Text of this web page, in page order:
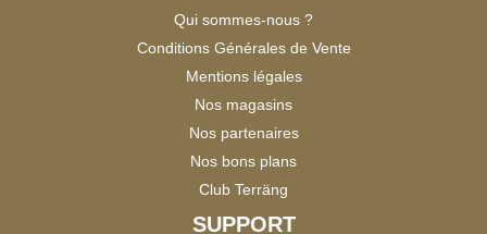
Qui sommes-nous ?
Conditions Générales de Vente
Mentions légales
Nos magasins
Nos partenaires
Nos bons plans
Club Terräng
SUPPORT